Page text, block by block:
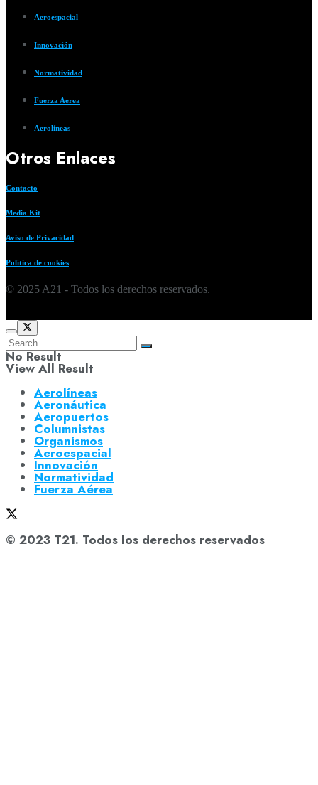
Aeroespacial
Innovación
Normatividad
Fuerza Aerea
Aerolíneas
Otros Enlaces
Contacto
Media Kit
Aviso de Privacidad
Política de cookies
© 2025 A21 - Todos los derechos reservados.
No Result
View All Result
Aerolíneas
Aeronáutica
Aeropuertos
Columnistas
Organismos
Aeroespacial
Innovación
Normatividad
Fuerza Aérea
© 2023 T21. Todos los derechos reservados